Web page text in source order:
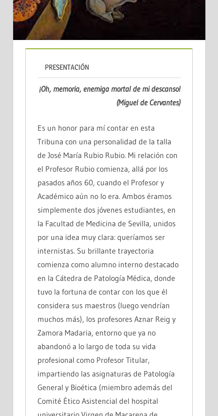
PRESENTACIÓN
¡Oh, memoria, enemiga mortal de mi descanso!
(Miguel de Cervantes)
Es un honor para mí contar en esta
Tribuna con una personalidad de la talla
de José María Rubio Rubio. Mi relación con
el Profesor Rubio comienza, allá por los
pasados años 60, cuando el Profesor y
Académico aún no lo era. Ambos éramos
simplemente dos jóvenes estudiantes, en
la Facultad de Medicina de Sevilla, unidos
por una idea muy clara: queríamos ser
internistas. Su brillante trayectoria
comienza como alumno interno destacado
en la Cátedra de Patología Médica, donde
tuvo la fortuna de contar con los que él
considera sus maestros (luego vendrían
muchos más), los profesores Aznar Reig y
Zamora Madaria, entorno que ya no
abandonó a lo largo de toda su vida
profesional como Profesor Titular,
impartiendo las asignaturas de Patología
General y Bioética (miembro además del
Comité Ético Asistencial del hospital